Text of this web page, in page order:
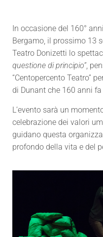
In occasione del 160°
Bergamo, il prossimo 13
Teatro Donizetti lo
questione di principio”,
“Centopercento Teatro”
di Dunant che 160 anni
L’evento sarà un
celebrazione dei valori
guidano questa
profondo della vita e del